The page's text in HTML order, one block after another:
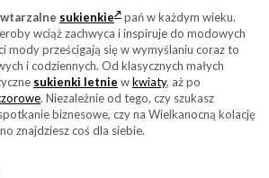
sukienkie
pań w każdym wieku.
wciąż zachwyca i inspiruje do modowych
mody prześcigają się w wymyślaniu coraz to
i codziennych. Od klasycznych małych
sukienki letnie wkwiaty, aż po
. Niezależnie od tego, czy szukasz
biznesowe, czy na Wielkanocną kolację
znajdziesz coś dla siebie.